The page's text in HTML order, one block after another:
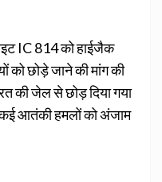
IC 814 को हाईजैक
छोड़े जाने की मांग की
की जेल से छोड़ दिया गया
आतंकी हमलों को अंजाम